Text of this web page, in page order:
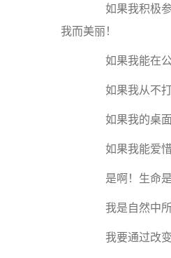
如果我积极参
我而美丽！
如果我能在公
如果我从不打
如果我的桌面
如果我能爱惜
是啊！生命是
我是自然中所
我要通过改变